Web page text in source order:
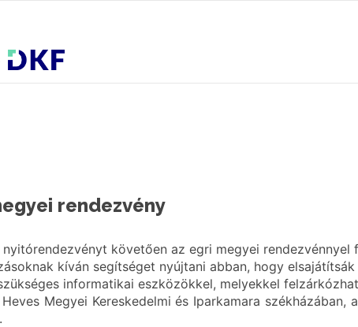
rendezvény
követően az egri megyei
kíván segítséget nyújtani abban, hogy
informatikai eszközökkel, melyekkel
Megyei Kereskedelmi és Iparkamara